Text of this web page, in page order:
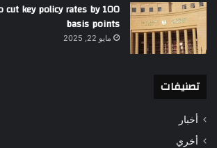
cut key policy rates by 100
basis points
مايو 22, 2025
تصنيفات
أخبار
أخري